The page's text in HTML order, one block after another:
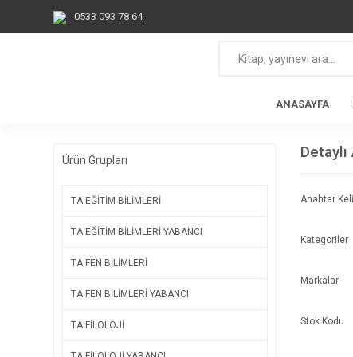
0533 093 78 64
ANASAYFA
Ürün Grupları
TA EĞİTİM BİLİMLERİ
TA EĞİTİM BİLİMLERİ YABANCI
TA FEN BİLİMLERİ
TA FEN BİLİMLERİ YABANCI
TA FİLOLOJİ
Anahtar
Kategoriler
Markalar
Stok Kodu